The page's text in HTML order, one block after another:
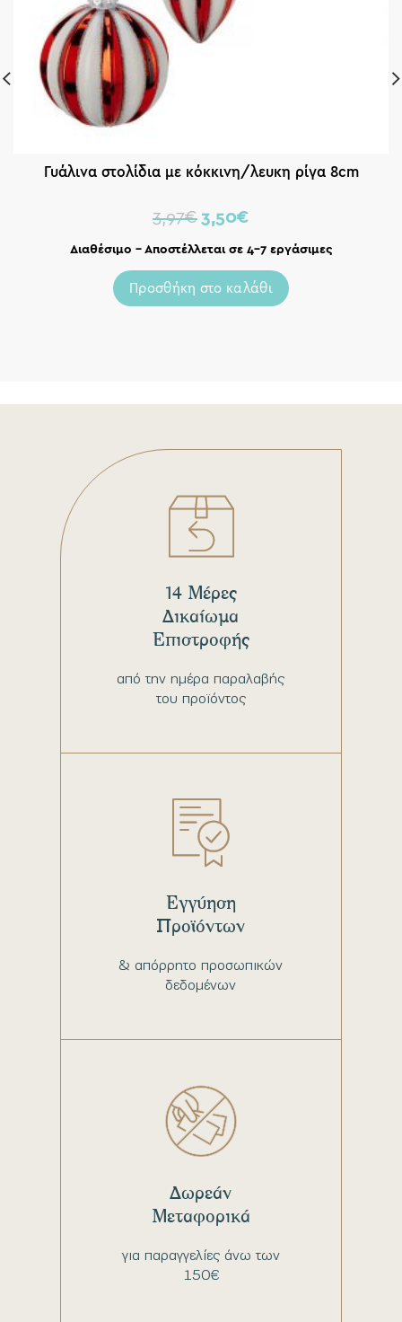
Γυάλινα στολίδια με κόκκινη/λευκη ρίγα 8cm
3,97€ 3,50€
Διαθέσιμο – Αποστέλλεται σε 4-7 εργάσιμες
Προσθήκη στο καλάθι
από την ημέρα παραλαβής
του προϊόντος
14 Μέρες
Δικαίωμα
Επιστροφής
& απόρρητο προσωπικών
δεδομένων
Εγγύηση
Προϊόντων
για παραγγελίες άνω των
150€
Δωρεάν
Μεταφορικά